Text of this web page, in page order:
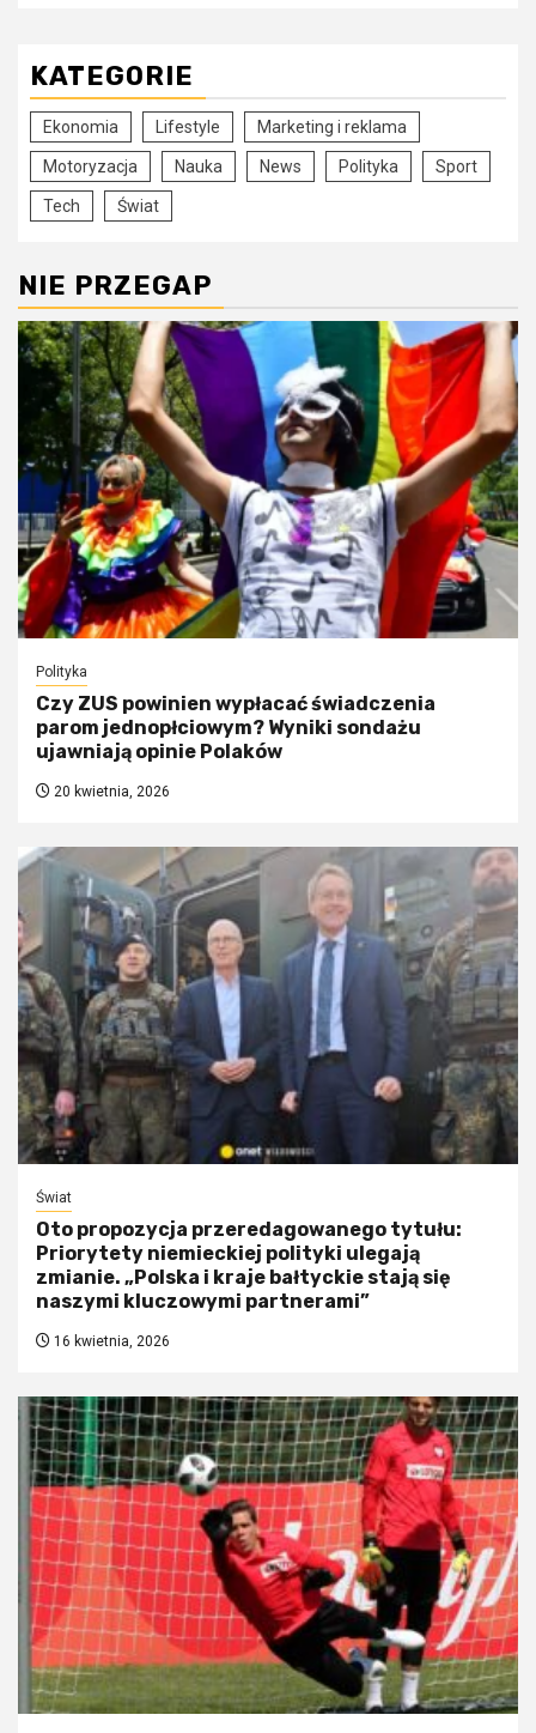
KATEGORIE
Ekonomia Lifestyle Marketing i reklama
Motoryzacja Nauka News Polityka Sport
Tech Świat
NIE PRZEGAP
Polityka
Czy ZUS powinien wypłacać świadczenia
parom jednopłciowym? Wyniki sondażu
ujawniają opinie Polaków
20 kwietnia, 2026
Świat
Oto propozycja przeredagowanego tytułu:
Priorytety niemieckiej polityki ulegają
zmianie. „Polska i kraje bałtyckie stają się
naszymi kluczowymi partnerami”
16 kwietnia, 2026